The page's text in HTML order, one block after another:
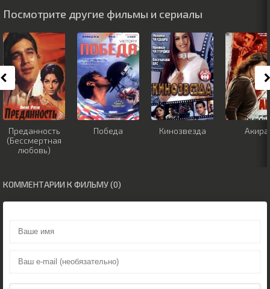
Посмотрите другие фильмы и сериалы
Преданность
(Бессмертная
любовь)
Победа Кинозвезда Акира
КОММЕНТАРИИ К ФИЛЬМУ (0)